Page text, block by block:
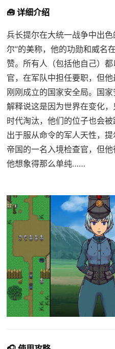
🧰 详细介绍
兵长提尔在大统一战争中出
尔”的美称，他的功勋和威名
赞。所有人（包括他自己）
官，在军队中担任要职，但
刚刚成立的国家安全局。国
解释说这是因为世界在变化
时代淘汰，他们的位子也会被
出于服从命令的军人天性，
帝国的一名入境检查官，但
他想象得那么单纯……